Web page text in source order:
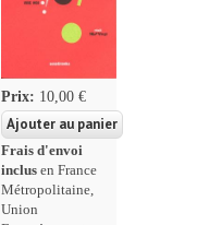
Prix: 10,00 €
Frais d'envoi
inclus en France
Métropolitaine,
Union